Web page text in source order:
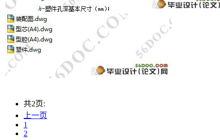
共2页:
上一页
1
2